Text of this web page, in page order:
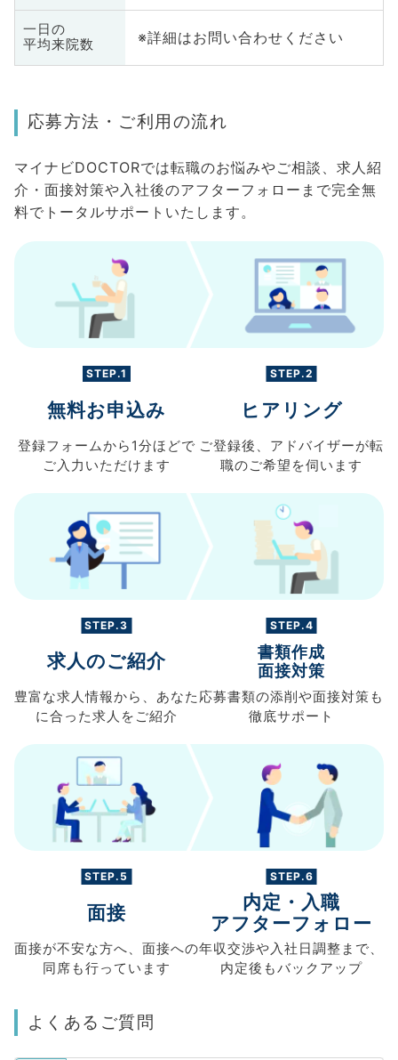
一日の
平均来院数
※詳細はお問い合わせください
応募方法・ご利用の流れ
マイナビDOCTORでは転職のお悩みやご相談、求人紹
介・面接対策や入社後のアフターフォローまで完全無
料でトータルサポートいたします。
STEP.1
無料お申込み
登録フォームから 1分ほどで
ご入力 いただけます
STEP.2
ヒアリング
ご登録後、 アドバイザーが転
職のご希望を伺います
STEP.3
求人のご紹介
豊富な求人情報から、 あなた
に合った求人を ご紹介
STEP.4
書類作成
面接対策
応募書類の添削や面接対策も
徹底サポート
STEP.5
面接
面接が不安な方へ、 面接への
同席も行っています
STEP.6
内定・入職
アフターフォロー
年収交渉や入社日調整まで、
内定後もバックアップ
よくあるご質問